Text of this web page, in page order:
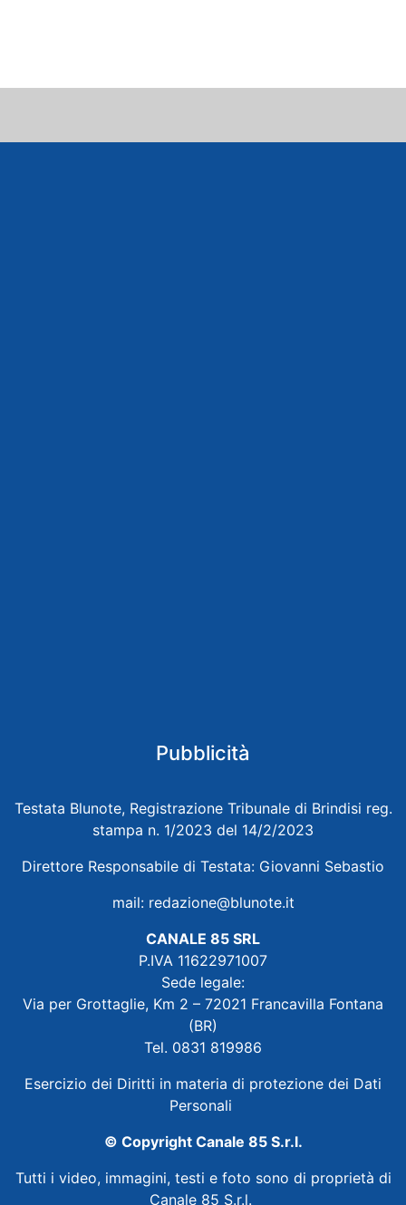
Pubblicità
Testata Blunote, Registrazione Tribunale di Brindisi reg.
stampa n. 1/2023 del 14/2/2023
Direttore Responsabile di Testata: Giovanni Sebastio
mail: redazione@blunote.it
CANALE 85 SRL
P.IVA 11622971007
Sede legale:
Via per Grottaglie, Km 2 – 72021 Francavilla Fontana
(BR)
Tel. 0831 819986
Esercizio dei Diritti in materia di protezione dei Dati
Personali
© Copyright Canale 85 S.r.l.
Tutti i video, immagini, testi e foto sono di proprietà di
Canale 85 S.r.l.